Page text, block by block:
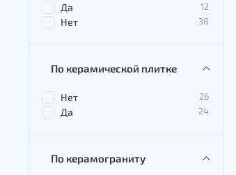
Да 12
Нет 38
По керамической плитке
Нет 26
Да 24
По керамограниту